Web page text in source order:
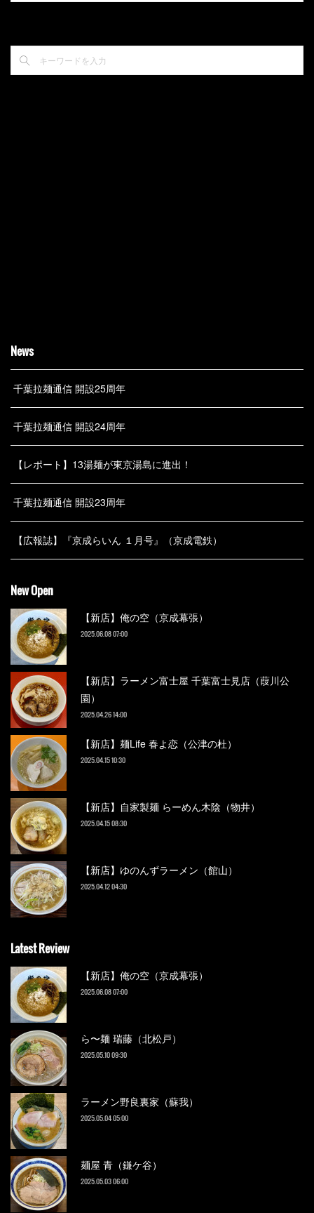
News
千葉拉麺通信 開設25周年
千葉拉麺通信 開設24周年
【レポート】13湯麺が東京湯島に進出！
千葉拉麺通信 開設23周年
【広報誌】『京成らいん １月号』（京成電鉄）
New Open
【新店】俺の空（京成幕張）
2025.06.08 07:00
【新店】ラーメン富士屋 千葉富士見店（葭川公
園）
2025.04.26 14:00
【新店】麺Life 春よ恋（公津の杜）
2025.04.15 10:30
【新店】自家製麺 らーめん木陰（物井）
2025.04.15 08:30
【新店】ゆのんずラーメン（館山）
2025.04.12 04:30
Latest Review
【新店】俺の空（京成幕張）
2025.06.08 07:00
ら〜麺 瑞藤（北松戸）
2025.05.10 09:30
ラーメン野良裏家（蘇我）
2025.05.04 05:00
麺屋 青（鎌ケ谷）
2025.05.03 06:00